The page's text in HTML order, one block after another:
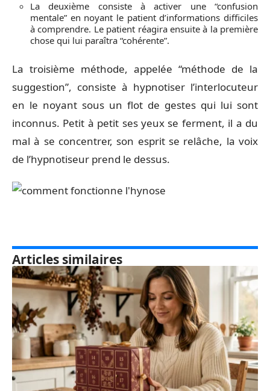
La deuxième consiste à activer une “confusion
mentale” en noyant le patient d’informations difficiles
à comprendre. Le patient réagira ensuite à la première
chose qui lui paraîtra “cohérente”.
La troisième méthode, appelée “méthode de la
suggestion”, consiste à hypnotiser l’interlocuteur
en le noyant sous un flot de gestes qui lui sont
inconnus. Petit à petit ses yeux se ferment, il a du
mal à se concentrer, son esprit se relâche, la voix
de l’hypnotiseur prend le dessus.
Articles similaires